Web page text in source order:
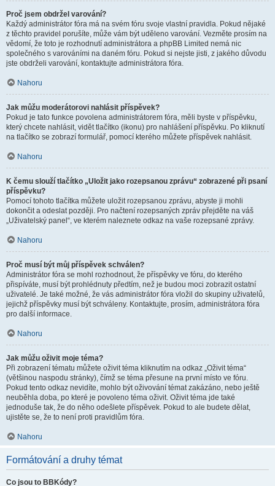
Proč jsem obdržel varování?
Každý administrátor fóra má na svém fóru svoje vlastní pravidla. Pokud nějaké
z těchto pravidel porušíte, může vám být uděleno varování. Vezměte prosím na
vědomí, že toto je rozhodnutí administrátora a phpBB Limited nemá nic
společného s varováními na daném fóru. Pokud si nejste jisti, z jakého důvodu
jste obdrželi varování, kontaktujte administrátora fóra.
Nahoru
Jak můžu moderátorovi nahlásit příspěvek?
Pokud je tato funkce povolena administrátorem fóra, měli byste v příspěvku,
který chcete nahlásit, vidět tlačítko (ikonu) pro nahlášení příspěvku. Po kliknutí
na tlačítko se zobrazí formulář, pomocí kterého můžete příspěvek nahlásit.
Nahoru
K čemu slouží tlačítko „Uložit jako rozepsanou zprávu“ zobrazené při psaní
příspěvku?
Pomocí tohoto tlačítka můžete uložit rozepsanou zprávu, abyste ji mohli
dokončit a odeslat později. Pro načtení rozepsaných zpráv přejděte na váš
„Uživatelský panel“, ve kterém naleznete odkaz na vaše rozepsané zprávy.
Nahoru
Proč musí být můj příspěvek schválen?
Administrátor fóra se mohl rozhodnout, že příspěvky ve fóru, do kterého
přispíváte, musí být prohlédnuty předtím, než je budou moci zobrazit ostatní
uživatelé. Je také možné, že vás administrátor fóra vložil do skupiny uživatelů,
jejichž příspěvky musí být schváleny. Kontaktujte, prosím, administrátora fóra
pro další informace.
Nahoru
Jak můžu oživit moje téma?
Při zobrazení tématu můžete oživit téma kliknutím na odkaz „Oživit téma“
(většinou naspodu stránky), čímž se téma přesune na první místo ve fóru.
Pokud tento odkaz nevidíte, mohlo být oživování témat zakázáno, nebo ještě
neuběhla doba, po které je povoleno téma oživit. Oživit téma jde také
jednoduše tak, že do něho odešlete příspěvek. Pokud to ale budete dělat,
ujistěte se, že to není proti pravidlům fóra.
Nahoru
Formátování a druhy témat
Co jsou to BBKódy?